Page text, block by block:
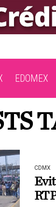
EDOMEX
CDMX